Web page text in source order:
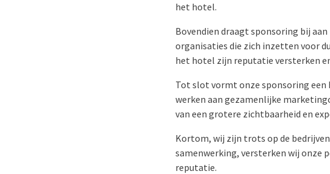
het hotel.
Bovendien draagt sponsoring bij
organisaties die zich inzetten voor
het hotel zijn reputatie versterken
Tot slot vormt onze sponsoring een
werken aan gezamenlijke
van een grotere zichtbaarheid en
Kortom, wij zijn trots op de
samenwerking, versterken wij onze
reputatie.